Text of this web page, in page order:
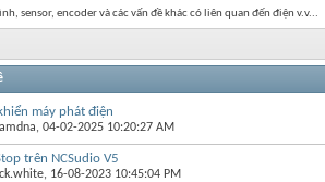
sensor, encoder và các vấn đề khác có liên quan đến điện v.v...
máy phát điện
‎, 04-02-2025 10:20:27 AM
trên NCSudio V5
‎, 16-08-2023 10:45:04 PM